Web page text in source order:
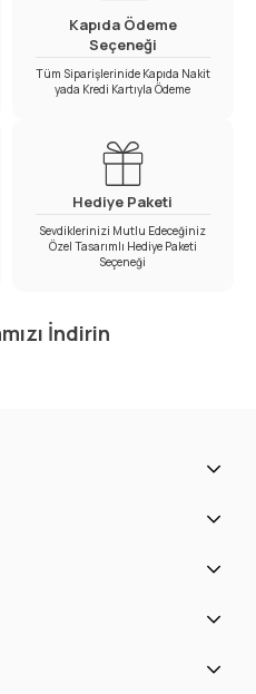
Kapıda Ödeme
Seçeneği
Tüm Siparişlerinide Kapıda Nakit
yada Kredi Kartıyla Ödeme
Hediye Paketi
Sevdiklerinizi Mutlu Edeceğiniz
Özel Tasarımlı Hediye Paketi
Seçeneği
İndirin